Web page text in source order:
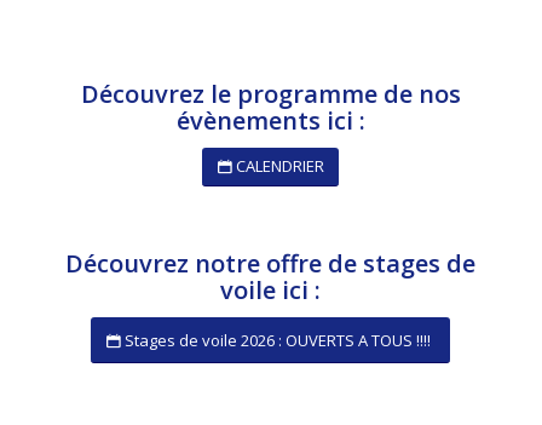
Découvrez le programme de nos
évènements ici :
CALENDRIER
Découvrez notre offre de stages de
voile ici :
Stages de voile 2026 : OUVERTS A TOUS !!!!